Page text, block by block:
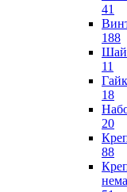
41
188
11
18
20
88